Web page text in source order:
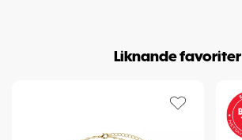
Liknande favoriter